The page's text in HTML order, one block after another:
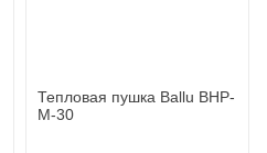
Тепловая пушка Ballu BHP-
M-30